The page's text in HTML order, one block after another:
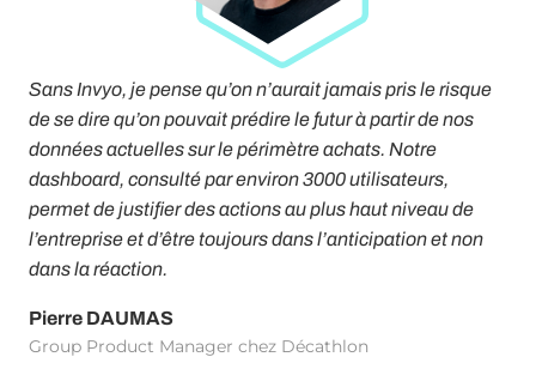
Sans Invyo, je pense qu’on n’aurait jamais pris le risque
de se dire qu’on pouvait prédire le futur à partir de nos
données actuelles sur le périmètre achats. Notre
dashboard, consulté par environ 3000 utilisateurs,
permet de justifier des actions au plus haut niveau de
l’entreprise et d’être toujours dans l’anticipation et non
dans la réaction.
Pierre DAUMAS
Group Product Manager chez Décathlon